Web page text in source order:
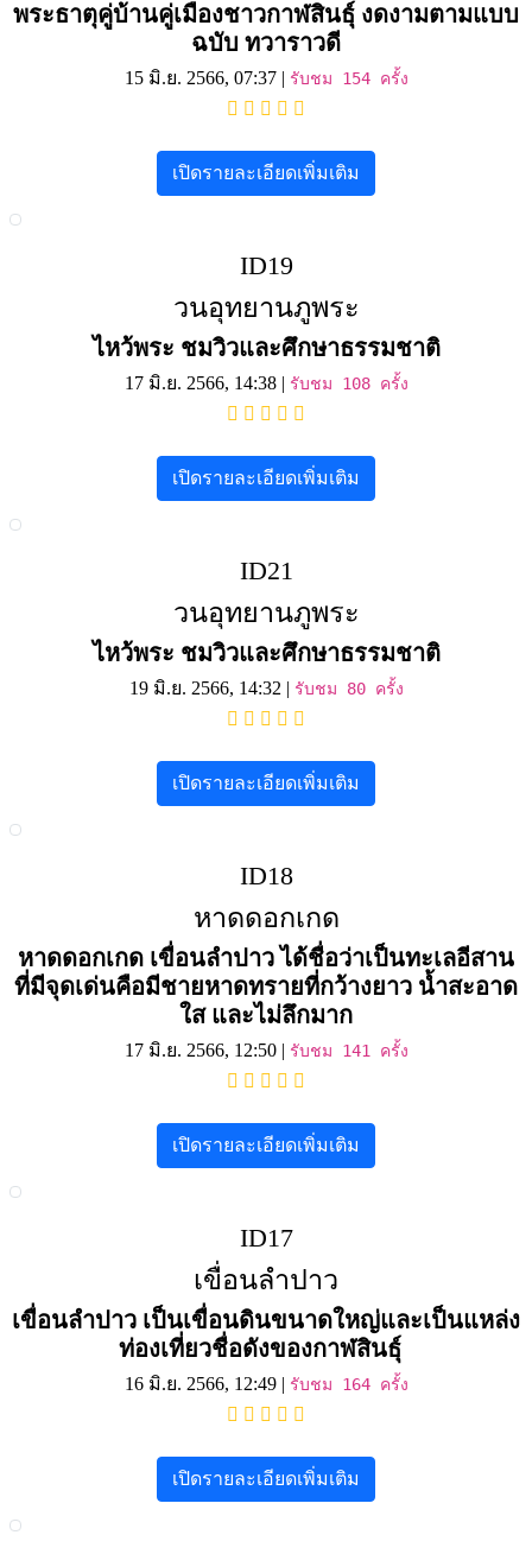
พระธาตุคู่บ้านคู่เมืองชาวกาฬสินธุ์ งดงามตามแบบ
ฉบับ ทวาราวดี
15 มิ.ย. 2566, 07:37 | รับชม 154 ครั้ง
เปิดรายละเอียดเพิ่มเติม
ID19
วนอุทยานภูพระ
ไหว้พระ ชมวิวและศึกษาธรรมชาติ
17 มิ.ย. 2566, 14:38 | รับชม 108 ครั้ง
เปิดรายละเอียดเพิ่มเติม
ID21
วนอุทยานภูพระ
ไหว้พระ ชมวิวและศึกษาธรรมชาติ
19 มิ.ย. 2566, 14:32 | รับชม 80 ครั้ง
เปิดรายละเอียดเพิ่มเติม
ID18
หาดดอกเกด
หาดดอกเกด เขื่อนลำปาว ได้ชื่อว่าเป็นทะเลอีสาน
ที่มีจุดเด่นคือมีชายหาดทรายที่กว้างยาว น้ำสะอาด
ใส และไม่ลึกมาก
17 มิ.ย. 2566, 12:50 | รับชม 141 ครั้ง
เปิดรายละเอียดเพิ่มเติม
ID17
เขื่อนลำปาว
เขื่อนลำปาว เป็นเขื่อนดินขนาดใหญ่และเป็นแหล่ง
ท่องเที่ยวชื่อดังของกาฬสินธุ์
16 มิ.ย. 2566, 12:49 | รับชม 164 ครั้ง
เปิดรายละเอียดเพิ่มเติม